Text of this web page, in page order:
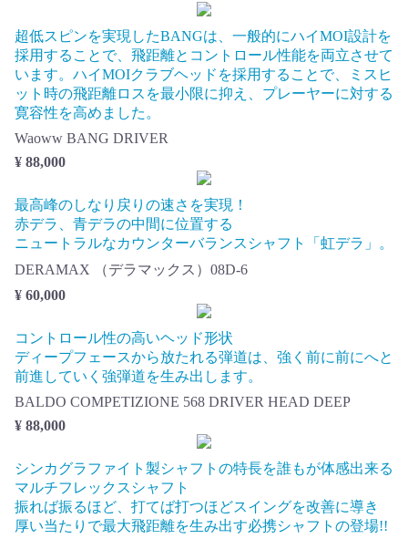
超低スピンを実現したBANGは、一般的にハイMOI設計を
採用することで、飛距離とコントロール性能を両立させて
います。ハイMOIクラブヘッドを採用することで、ミスヒ
ット時の飛距離ロスを最小限に抑え、プレーヤーに対する
寛容性を高めました。
Waoww BANG DRIVER
¥ 88,000
最高峰のしなり戻りの速さを実現！
赤デラ、青デラの中間に位置する
ニュートラルなカウンターバランスシャフト「虹デラ」。
DERAMAX （デラマックス）08D-6
¥ 60,000
コントロール性の高いヘッド形状
ディープフェースから放たれる弾道は、強く前に前にへと
前進していく強弾道を生み出します。
BALDO COMPETIZIONE 568 DRIVER HEAD DEEP
¥ 88,000
シンカグラファイト製シャフトの特長を誰もが体感出来る
マルチフレックスシャフト
振れば振るほど、打てば打つほどスイングを改善に導き
厚い当たりで最大飛距離を生み出す必携シャフトの登場!!